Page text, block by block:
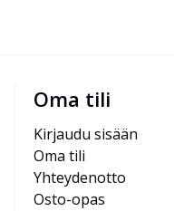
Oma tili
Kirjaudu sisään
Oma tili
Yhteydenotto
Osto-opas